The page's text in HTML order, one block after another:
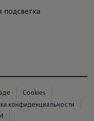
подсветка
Cookies
конфиденциальности